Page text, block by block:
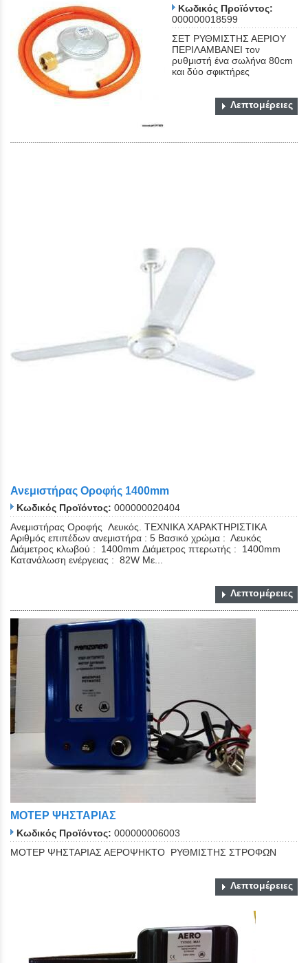
Κωδικός Προϊόντος:
000000018599
ΣΕΤ ΡΥΘΜΙΣΤΗΣ ΑΕΡΙΟΥ
ΠΕΡΙΛΑΜΒΑΝΕΙ τον
ρυθμιστή ένα σωλήνα 80cm
και δύο σφικτήρες
Λεπτομέρειες
Ανεμιστήρας Οροφής 1400mm
Κωδικός Προϊόντος: 000000020404
Ανεμιστήρας Οροφής Λευκός. ΤΕΧΝΙΚΑ ΧΑΡΑΚΤΗΡΙΣΤΙΚΑ
Αριθμός επιπέδων ανεμιστήρα : 5 Βασικό χρώμα : Λευκός
Διάμετρος κλωβού : 1400mm Διάμετρος πτερωτής : 1400mm
Κατανάλωση ενέργειας : 82W Με...
Λεπτομέρειες
ΜΟΤΕΡ ΨΗΣΤΑΡΙΑΣ
Κωδικός Προϊόντος: 000000006003
ΜΟΤΕΡ ΨΗΣΤΑΡΙΑΣ ΑΕΡΟΨΗΚΤΟ ΡΥΘΜΙΣΤΗΣ ΣΤΡΟΦΩΝ
Λεπτομέρειες